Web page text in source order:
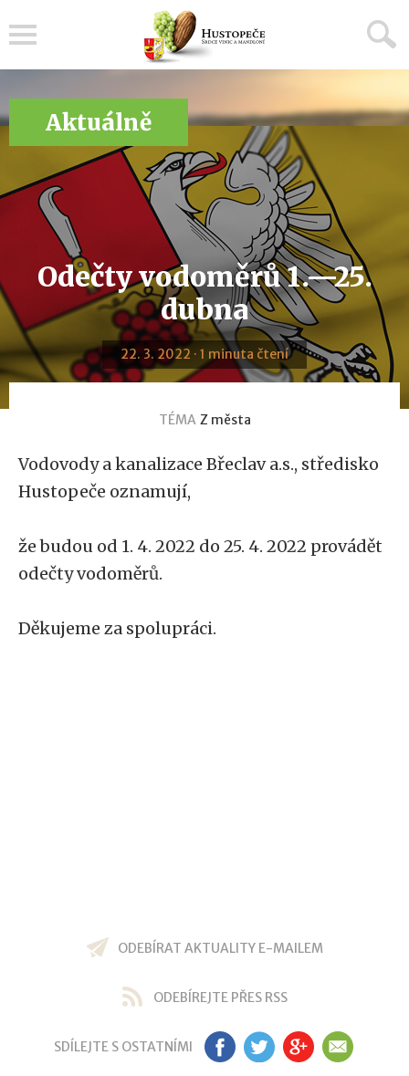
Aktuálně
Odečty vodoměrů 1.—25.
dubna
22. 3. 2022 · 1 minuta čtení
TÉMA Z města
Vodovody a kanalizace Břeclav a.s., středisko
Hustopeče oznamují,
že budou od 1. 4. 2022 do 25. 4. 2022 provádět
odečty vodoměrů.
Děkujeme za spolupráci.
ODEBÍRAT AKTUALITY E-MAILEM
ODEBÍREJTE PŘES RSS
SDÍLEJTE S OSTATNÍMI FB TW GP EM